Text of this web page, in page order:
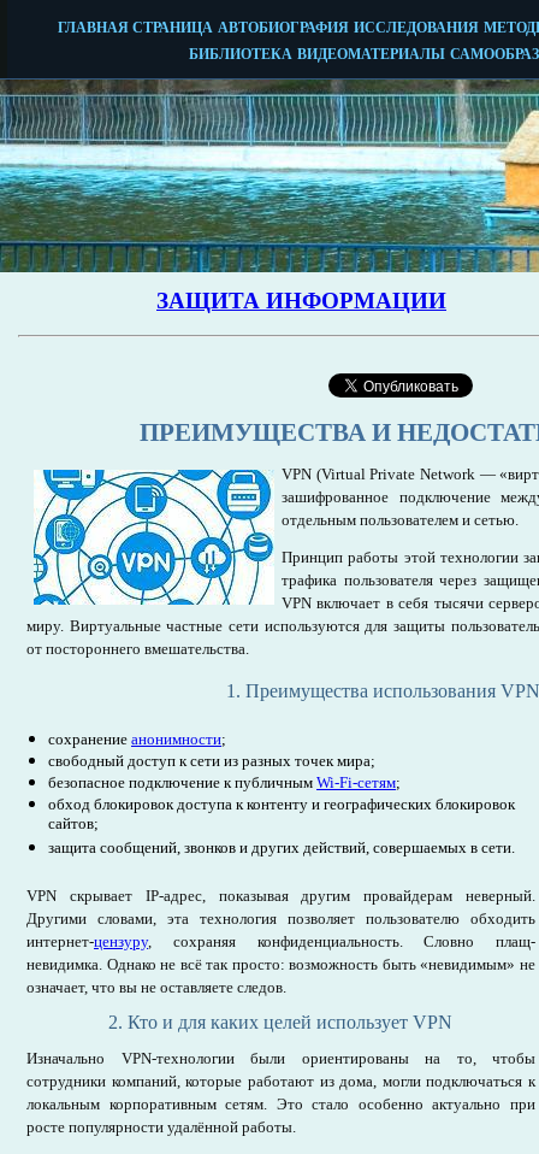
ПРЕИМУЩЕСТВА И
VPN (Virtual Private Network —
зашифрованное подключение
отдельным пользователем и сетью.
Принцип работы этой технологии
трафика пользователя через
VPN включает в себя тысячи
миру. Виртуальные частные сети используются для защиты
от постороннего вмешательства.
1. Преимущества использования
сохранение анонимности;
свободный доступ к сети из разных точек мира;
безопасное подключение к публичным Wi-Fi-сетям;
обход блокировок доступа к контенту и географических блокировок
сайтов;
защита сообщений, звонков и других действий, совершаемых в сети.
VPN скрывает IP-адрес, показывая другим провайдерам неверный.
Другими словами, эта технология позволяет пользователю обходить
интернет-цензуру, сохраняя конфиденциальность. Словно плащ-
невидимка. Однако не всё так просто: возможность быть «невидимым» не
означает, что вы не оставляете следов.
2. Кто и для каких целей использует VPN
Изначально VPN-технологии были ориентированы на то, чтобы
сотрудники компаний, которые работают из дома, могли подключаться к
локальным корпоративным сетям. Это стало особенно актуально при
росте популярности удалённой работы.